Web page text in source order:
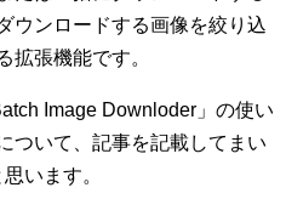
ウンロードする画像を絞り込
拡張機能です。
Image Downloder」の使い
ついて、記事を記載してまい
います。